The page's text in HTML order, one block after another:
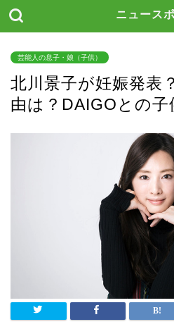
ニュース
芸能人の息子・娘（子供）
北川景子が妊娠発表
由は？DAIGOとの子